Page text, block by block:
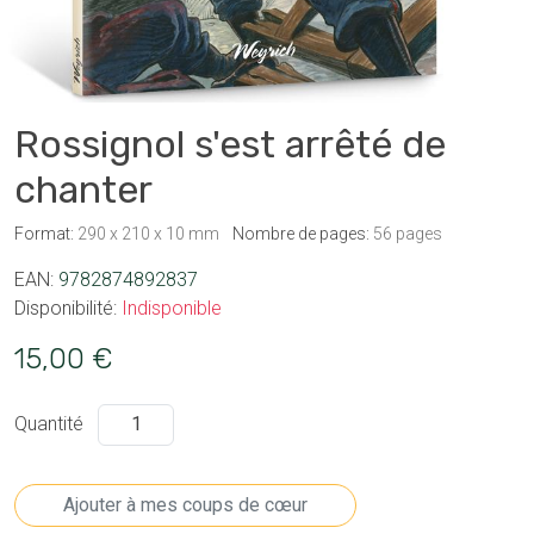
Rossignol s'est arrêté de
chanter
Format: 290 x 210 x 10 mm Nombre de pages: 56 pages
EAN: 9782874892837
Disponibilité: Indisponible
15,00 €
Quantité